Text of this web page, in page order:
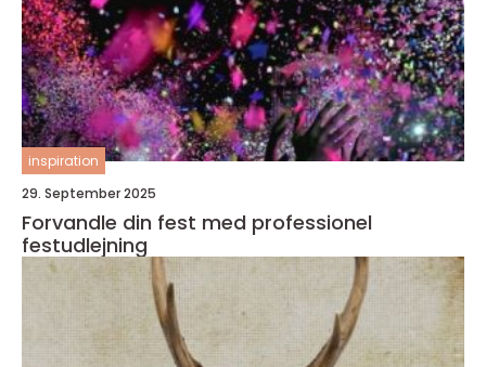
inspiration
29. September 2025
Forvandle din fest med professionel
festudlejning